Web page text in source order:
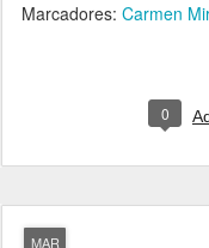
Marcadores: Carmen
0
MAR